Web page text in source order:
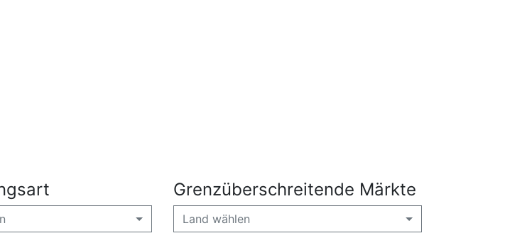
Grenzüberschreitende Märkte
Land wählen